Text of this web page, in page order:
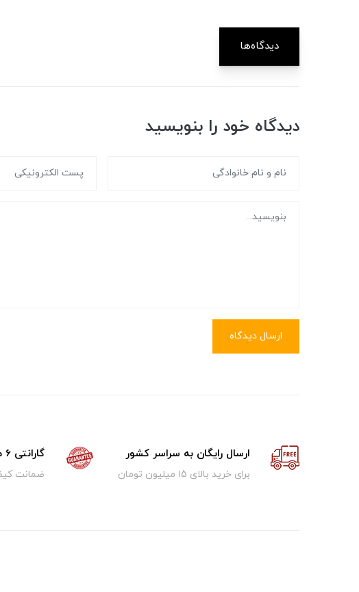
دیدگاه‌ها
دیدگاه خود را بنویسید
ارسال دیدگاه
ارسال رایگان به سراسر کشور
برای خرید بالای ۱5 میلیون تومان
گارانتی 6 ماه تا 2 سال
ضمانت